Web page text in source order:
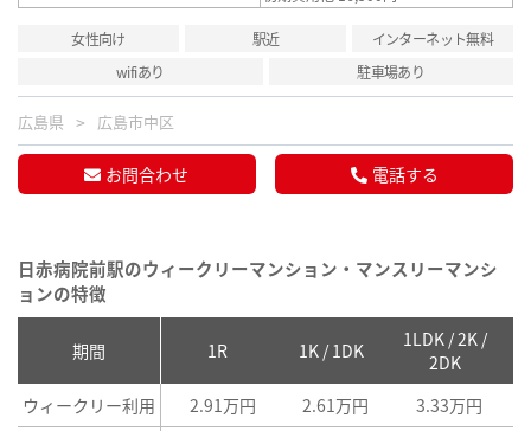
女性向け 駅近
インターネット無料
wifiあり
駐車場あり
広島県 広島市中区
お問合わせ 電話する
日赤病院前駅のウィークリーマンション・マンスリーマンシ
ョンの特徴
期間 1R 1K / 1DK
1LDK / 2K /
2DK
ウィークリー利用 2.91万円 2.61万円 3.33万円